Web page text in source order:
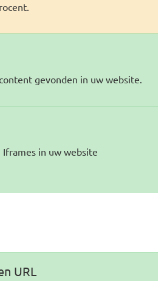
gevonden in uw website.
in uw website
URL